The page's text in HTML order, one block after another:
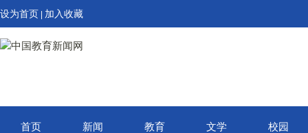
设为首页 加入收藏
首页 新闻 教育 文学 校园